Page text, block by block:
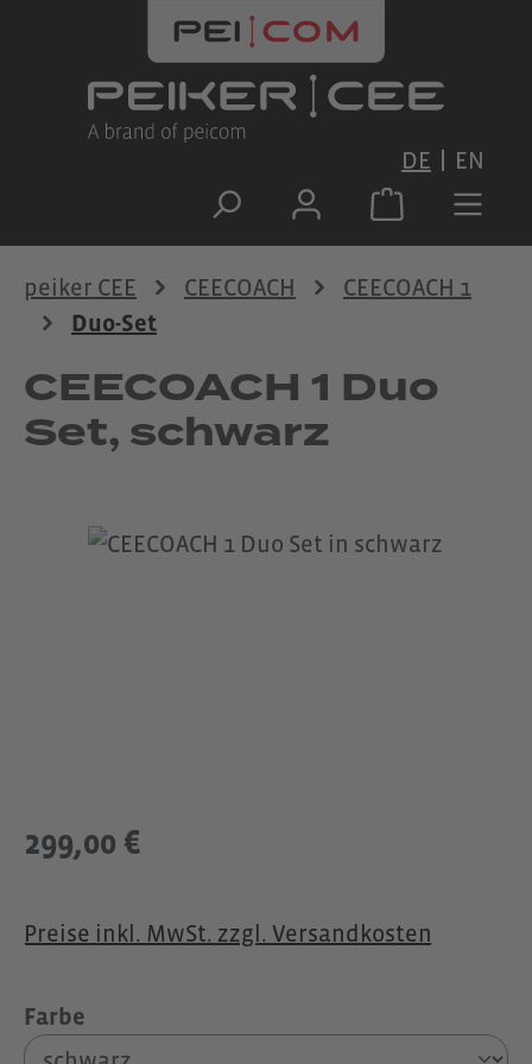
Zum Hauptinhalt springen
DE EN
peiker CEE CEECOACH
CEECOACH 1
Duo-Set
CEECOACH 1 Duo
Set, schwarz
Bildergalerie überspringen
299,00 €
Preise inkl. MwSt. zzgl. Versandkosten
Farbe